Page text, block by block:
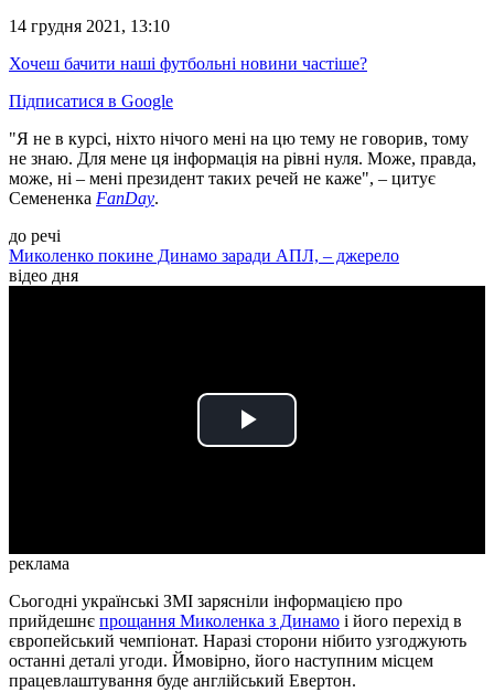
14 грудня 2021, 13:10
Хочеш бачити наші футбольні новини частіше?
Підписатися в Google
"Я не в курсі, ніхто нічого мені на цю тему не говорив, тому
не знаю. Для мене ця інформація на рівні нуля. Може, правда,
може, ні – мені президент таких речей не каже", – цитує
Семененка FanDay.
до речі
Миколенко покине Динамо заради АПЛ, – джерело
відео дня
Play
реклама
Сьогодні українські ЗМІ зарясніли інформацією про
прийдешнє прощання Миколенка з Динамо і його перехід в
європейський чемпіонат. Наразі сторони нібито узгоджують
останні деталі угоди. Ймовірно, його наступним місцем
працевлаштування буде англійський Евертон.